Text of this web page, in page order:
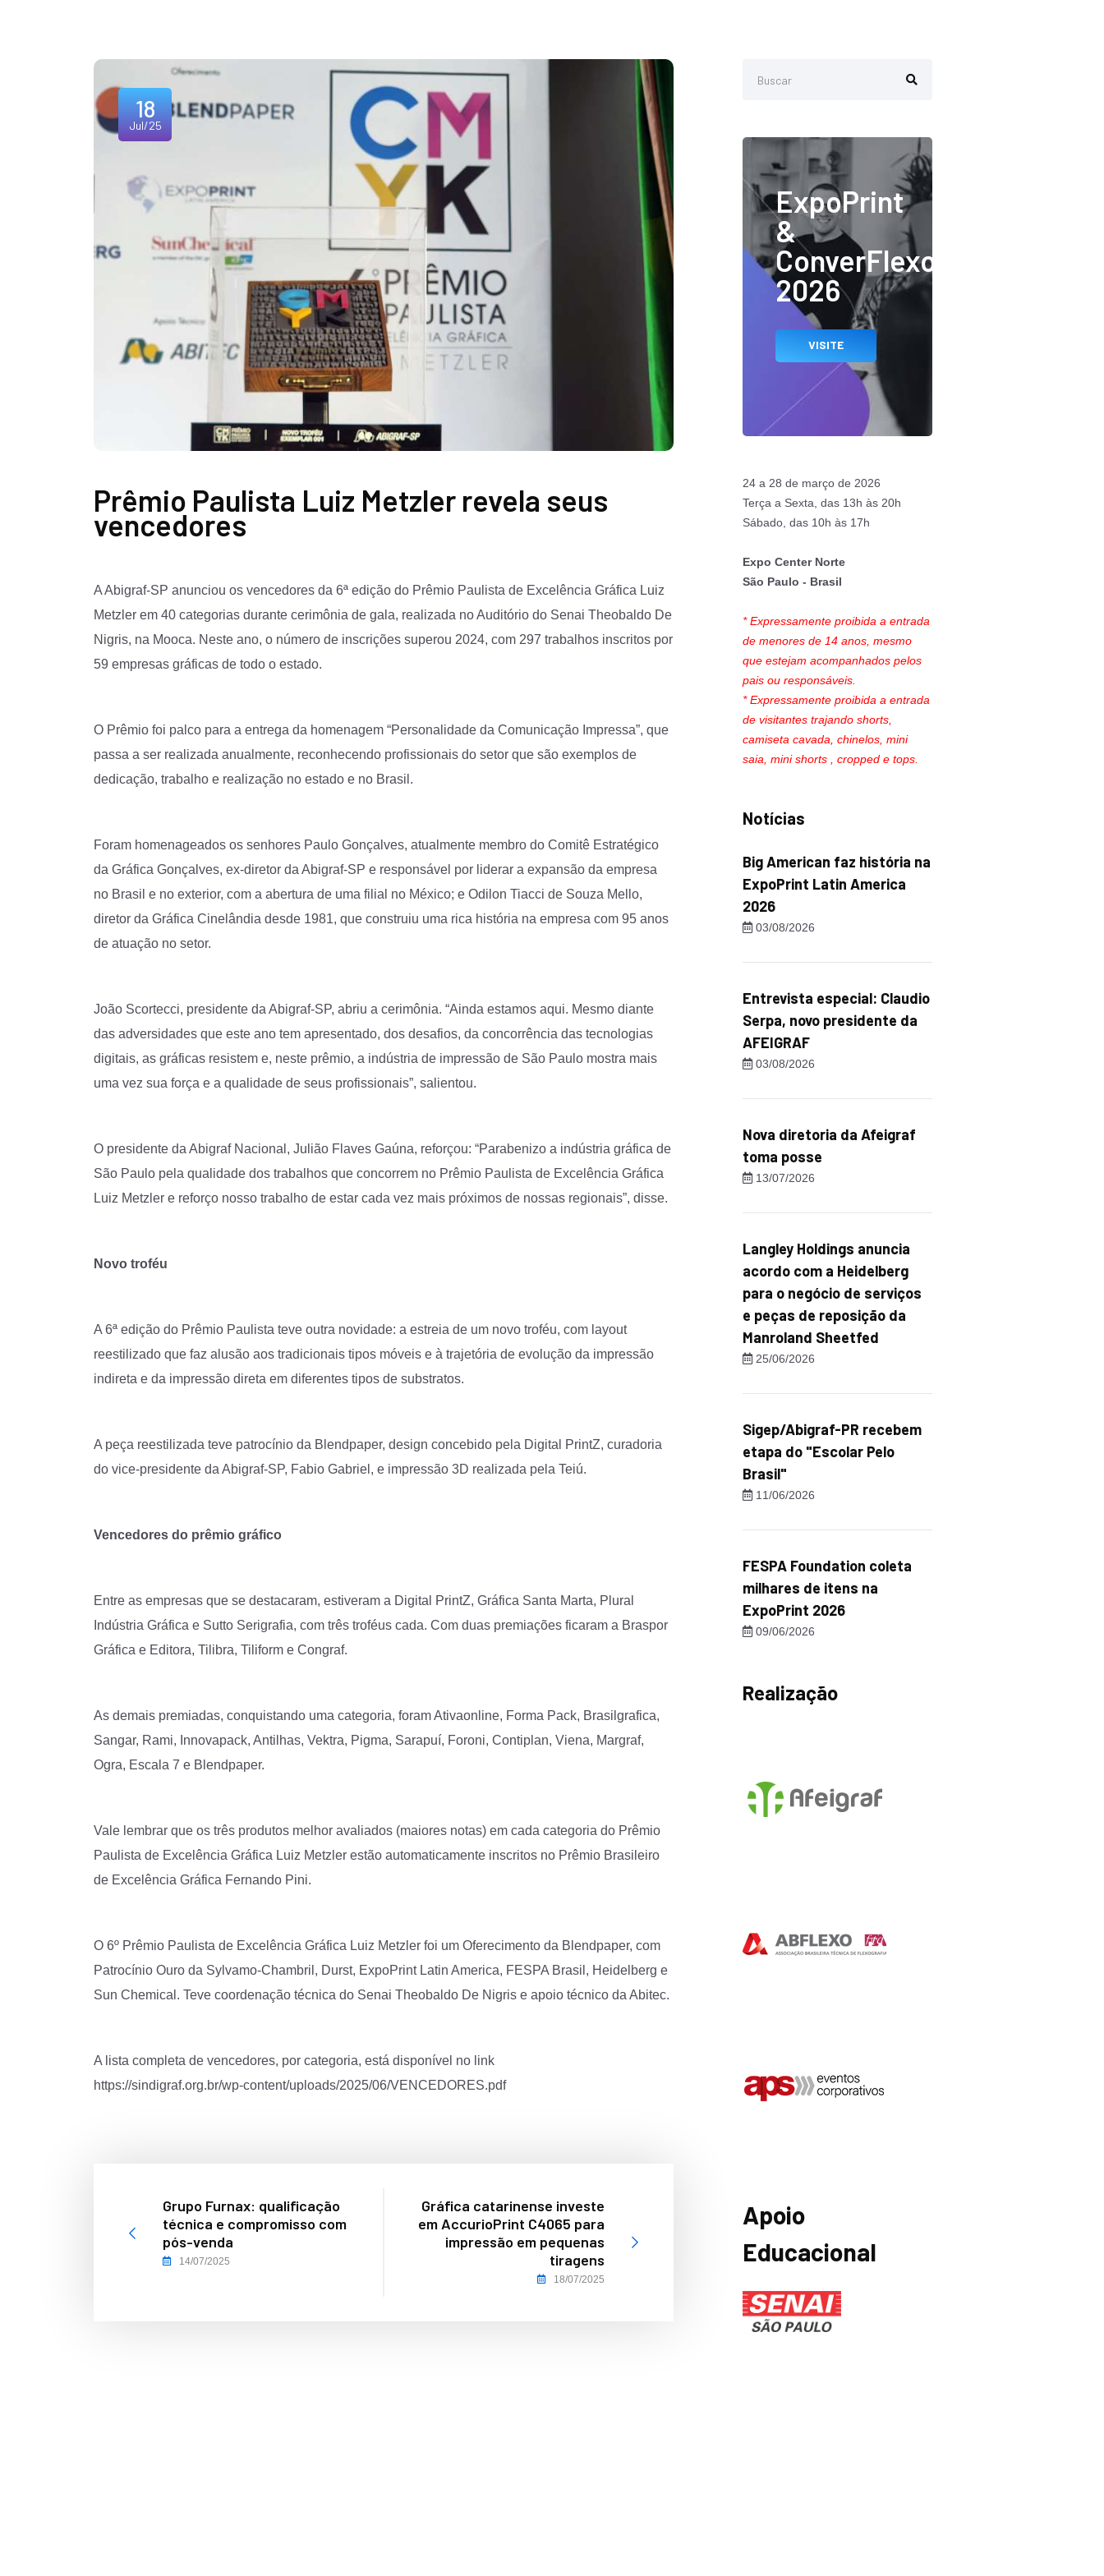
18
Jul/25
Prêmio Paulista Luiz Metzler revela seus
vencedores
A Abigraf-SP anunciou os vencedores da 6ª edição do Prêmio Paulista de Excelência Gráfica Luiz
Metzler em 40 categorias durante cerimônia de gala, realizada no Auditório do Senai Theobaldo De
Nigris, na Mooca. Neste ano, o número de inscrições superou 2024, com 297 trabalhos inscritos por
59 empresas gráficas de todo o estado.
O Prêmio foi palco para a entrega da homenagem “Personalidade da Comunicação Impressa”, que
passa a ser realizada anualmente, reconhecendo profissionais do setor que são exemplos de
dedicação, trabalho e realização no estado e no Brasil.
Foram homenageados os senhores Paulo Gonçalves, atualmente membro do Comitê Estratégico
da Gráfica Gonçalves, ex-diretor da Abigraf-SP e responsável por liderar a expansão da empresa
no Brasil e no exterior, com a abertura de uma filial no México; e Odilon Tiacci de Souza Mello,
diretor da Gráfica Cinelândia desde 1981, que construiu uma rica história na empresa com 95 anos
de atuação no setor.
João Scortecci, presidente da Abigraf-SP, abriu a cerimônia. “Ainda estamos aqui. Mesmo diante
das adversidades que este ano tem apresentado, dos desafios, da concorrência das tecnologias
digitais, as gráficas resistem e, neste prêmio, a indústria de impressão de São Paulo mostra mais
uma vez sua força e a qualidade de seus profissionais”, salientou.
O presidente da Abigraf Nacional, Julião Flaves Gaúna, reforçou: “Parabenizo a indústria gráfica de
São Paulo pela qualidade dos trabalhos que concorrem no Prêmio Paulista de Excelência Gráfica
Luiz Metzler e reforço nosso trabalho de estar cada vez mais próximos de nossas regionais”, disse.
Novo troféu
A 6ª edição do Prêmio Paulista teve outra novidade: a estreia de um novo troféu, com layout
reestilizado que faz alusão aos tradicionais tipos móveis e à trajetória de evolução da impressão
indireta e da impressão direta em diferentes tipos de substratos.
A peça reestilizada teve patrocínio da Blendpaper, design concebido pela Digital PrintZ, curadoria
do vice-presidente da Abigraf-SP, Fabio Gabriel, e impressão 3D realizada pela Teiú.
Vencedores do prêmio gráfico
Entre as empresas que se destacaram, estiveram a Digital PrintZ, Gráfica Santa Marta, Plural
Indústria Gráfica e Sutto Serigrafia, com três troféus cada. Com duas premiações ficaram a Braspor
Gráfica e Editora, Tilibra, Tiliform e Congraf.
As demais premiadas, conquistando uma categoria, foram Ativaonline, Forma Pack, Brasilgrafica,
Sangar, Rami, Innovapack, Antilhas, Vektra, Pigma, Sarapuí, Foroni, Contiplan, Viena, Margraf,
Ogra, Escala 7 e Blendpaper.
Vale lembrar que os três produtos melhor avaliados (maiores notas) em cada categoria do Prêmio
Paulista de Excelência Gráfica Luiz Metzler estão automaticamente inscritos no Prêmio Brasileiro
de Excelência Gráfica Fernando Pini.
O 6º Prêmio Paulista de Excelência Gráfica Luiz Metzler foi um Oferecimento da Blendpaper, com
Patrocínio Ouro da Sylvamo-Chambril, Durst, ExpoPrint Latin America, FESPA Brasil, Heidelberg e
Sun Chemical. Teve coordenação técnica do Senai Theobaldo De Nigris e apoio técnico da Abitec.
A lista completa de vencedores, por categoria, está disponível no link
https://sindigraf.org.br/wp-content/uploads/2025/06/VENCEDORES.pdf
Grupo Furnax: qualificação
técnica e compromisso com
pós-venda
14/07/2025
Gráfica catarinense investe
em AccurioPrint C4065 para
impressão em pequenas
tiragens
18/07/2025
ExpoPrint
&
ConverFlexo
2026
VISITE
24 a 28 de março de 2026
Terça a Sexta, das 13h às 20h
Sábado, das 10h às 17h
Expo Center Norte
São Paulo - Brasil
* Expressamente proibida a entrada
de menores de 14 anos, mesmo
que estejam acompanhados pelos
pais ou responsáveis.
* Expressamente proibida a entrada
de visitantes trajando shorts,
camiseta cavada, chinelos, mini
saia, mini shorts , cropped e tops.
Notícias
Big American faz história na
ExpoPrint Latin America
2026
03/08/2026
Entrevista especial: Claudio
Serpa, novo presidente da
AFEIGRAF
03/08/2026
Nova diretoria da Afeigraf
toma posse
13/07/2026
Langley Holdings anuncia
acordo com a Heidelberg
para o negócio de serviços
e peças de reposição da
Manroland Sheetfed
25/06/2026
Sigep/Abigraf-PR recebem
etapa do "Escolar Pelo
Brasil"
11/06/2026
FESPA Foundation coleta
milhares de itens na
ExpoPrint 2026
09/06/2026
Realização
Apoio
Educacional